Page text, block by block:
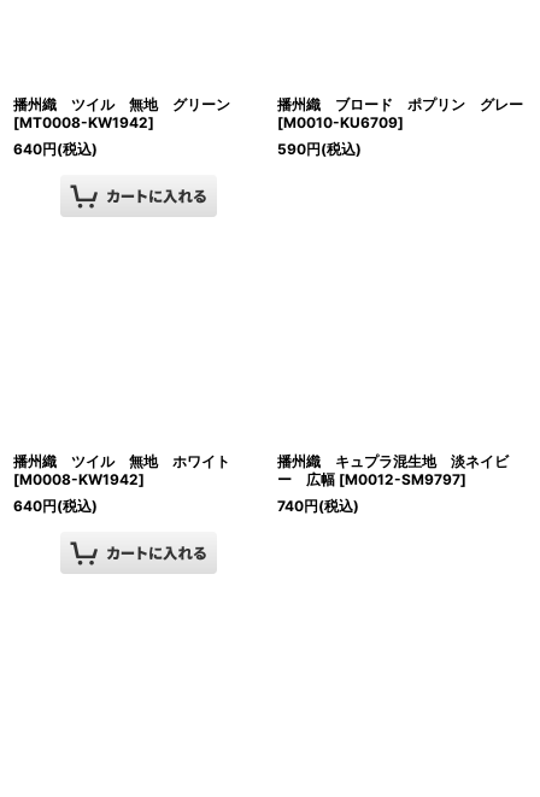
播州織 ツイル 無地 グリーン
[MT0008-KW1942]
640円(税込)
播州織 ブロード ポプリン グレー
[M0010-KU6709]
590円(税込)
播州織 ツイル 無地 ホワイト
[M0008-KW1942]
640円(税込)
播州織 キュプラ混生地 淡ネイビ
ー 広幅 [M0012-SM9797]
740円(税込)